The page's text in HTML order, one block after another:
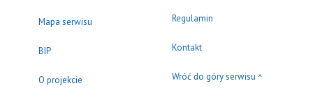
Mapa serwisu
BIP
O projekcie
Regulamin
Kontakt
Wróć do góry serwisu ^